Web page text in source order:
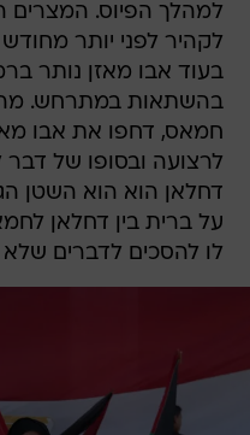
למהלך הפיוס. המצרים
לקהיר לפני יותר
בעוד אבו מאזן נותר
בהשתאות במתרחש.
חמאס, דחפו את אבו
לרצועה ובסופו של
דחלאן הוא הוא השטן
על ברית בין דחלאן
לו להסכים לדברים